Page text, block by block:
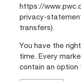
https://
privacy-
transfers).
You have the
time. Every
contain an option